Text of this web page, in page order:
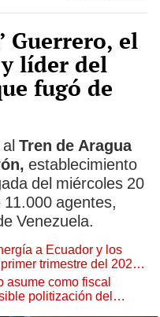
Guerrero, el
líder del
fugó de
Tren de Aragua
establecimiento
del miércoles 20
agentes,
Venezuela.
a Ecuador y los
trimestre del 2027,
asume como fiscal
politización del